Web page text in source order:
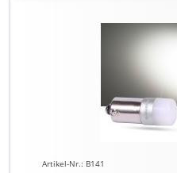
Artikel-Nr.: B141